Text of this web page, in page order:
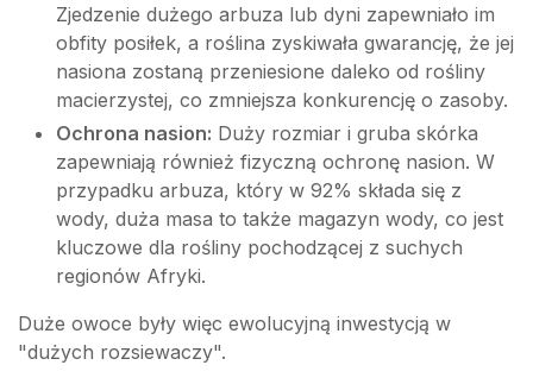
Zjedzenie dużego arbuza lub dyni zapewniało im
obfity posiłek, a roślina zyskiwała gwarancję, że jej
nasiona zostaną przeniesione daleko od rośliny
macierzystej, co zmniejsza konkurencję o zasoby.
Ochrona nasion: Duży rozmiar i gruba skórka
zapewniają również fizyczną ochronę nasion. W
przypadku arbuza, który w 92% składa się z
wody, duża masa to także magazyn wody, co jest
kluczowe dla rośliny pochodzącej z suchych
regionów Afryki.
Duże owoce były więc ewolucyjną inwestycją w
"dużych rozsiewaczy".